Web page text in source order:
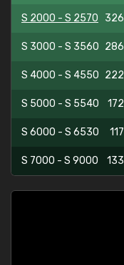
S 2000 - S 2570 326
S 3000 - S 3560 286
S 4000 - S 4550 222
S 5000 - S 5540 172
S 6000 - S 6530 117
S 7000 - S 9000 133